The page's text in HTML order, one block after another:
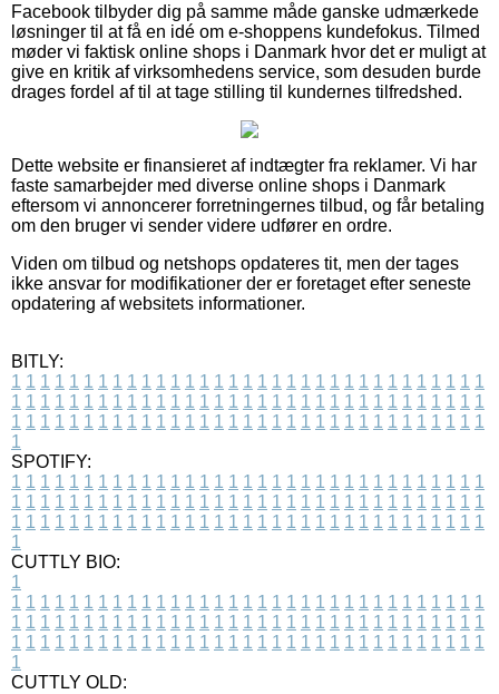
Facebook tilbyder dig på samme måde ganske udmærkede
løsninger til at få en idé om e-shoppens kundefokus. Tilmed
møder vi faktisk online shops i Danmark hvor det er muligt at
give en kritik af virksomhedens service, som desuden burde
drages fordel af til at tage stilling til kundernes tilfredshed.
Dette website er finansieret af indtægter fra reklamer. Vi har
faste samarbejder med diverse online shops i Danmark
eftersom vi annoncerer forretningernes tilbud, og får betaling
om den bruger vi sender videre udfører en ordre.
Viden om tilbud og netshops opdateres tit, men der tages
ikke ansvar for modifikationer der er foretaget efter seneste
opdatering af websitets informationer.
BITLY:
1 1 1 1 1 1 1 1 1 1 1 1 1 1 1 1 1 1 1 1 1 1 1 1 1 1 1 1 1 1 1 1 1
1 1 1 1 1 1 1 1 1 1 1 1 1 1 1 1 1 1 1 1 1 1 1 1 1 1 1 1 1 1 1 1 1
1 1 1 1 1 1 1 1 1 1 1 1 1 1 1 1 1 1 1 1 1 1 1 1 1 1 1 1 1 1 1 1 1
1
SPOTIFY:
1 1 1 1 1 1 1 1 1 1 1 1 1 1 1 1 1 1 1 1 1 1 1 1 1 1 1 1 1 1 1 1 1
1 1 1 1 1 1 1 1 1 1 1 1 1 1 1 1 1 1 1 1 1 1 1 1 1 1 1 1 1 1 1 1 1
1 1 1 1 1 1 1 1 1 1 1 1 1 1 1 1 1 1 1 1 1 1 1 1 1 1 1 1 1 1 1 1 1
1
CUTTLY BIO:
1
1 1 1 1 1 1 1 1 1 1 1 1 1 1 1 1 1 1 1 1 1 1 1 1 1 1 1 1 1 1 1 1 1
1 1 1 1 1 1 1 1 1 1 1 1 1 1 1 1 1 1 1 1 1 1 1 1 1 1 1 1 1 1 1 1 1
1 1 1 1 1 1 1 1 1 1 1 1 1 1 1 1 1 1 1 1 1 1 1 1 1 1 1 1 1 1 1 1 1
1
CUTTLY OLD: